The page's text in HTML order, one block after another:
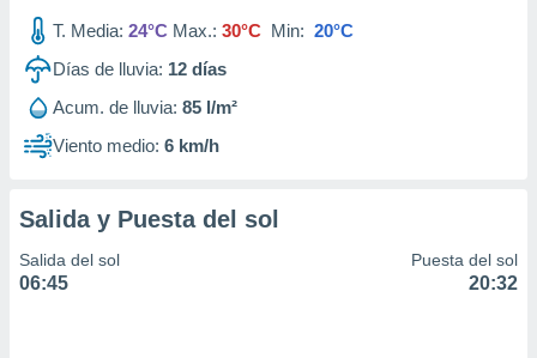
de
1199
T. Media: 24°C Max.: 30°C Min: 20°C
Días de lluvia: 12 días
Acum. de lluvia: 85 l/m²
Viento medio: 6 km/h
Salida y Puesta del sol
Salida del sol
06:45
Puesta del sol
20:32